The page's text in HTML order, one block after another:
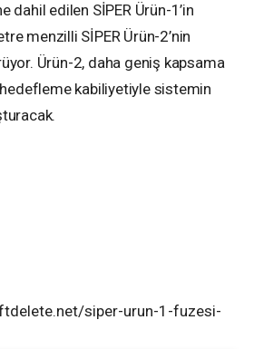
dahil edilen SİPER Ürün-1’in
menzilli SİPER Ürün-2’nin
Ürün-2, daha geniş kapsama
kabiliyetiyle sistemin
siper-urun-1-fuzesi-